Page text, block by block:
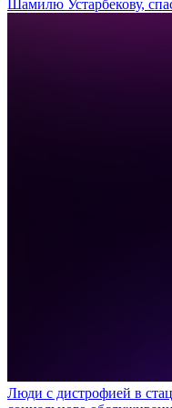
Шамилю Устарбекову,
Люди с дистрофией в